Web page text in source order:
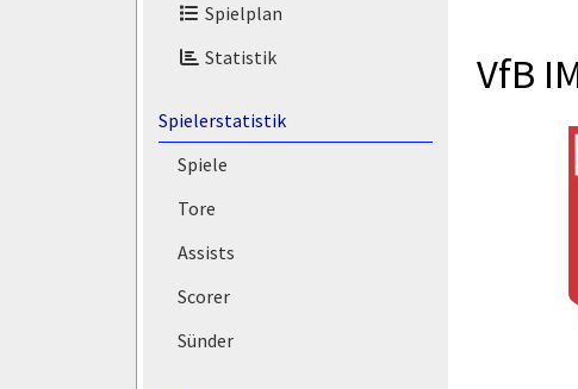
Spielplan
Statistik
Spielerstatistik
Spiele
Tore
Assists
Scorer
Sünder
VfB